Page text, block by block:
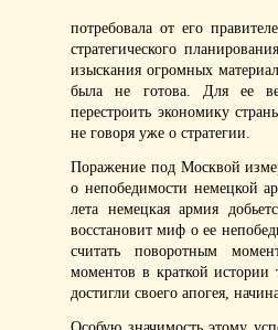
потребовала от его
стратегического
изыскания огромных
была не готова. Для ее
перестроить экономику
не говоря уже о стратегии.
Поражение под Москвой
о непобедимости немецкой
лета немецкая армия
восстановит миф о ее
считать поворотным
моментов в краткой истории
достигли своего апогея,